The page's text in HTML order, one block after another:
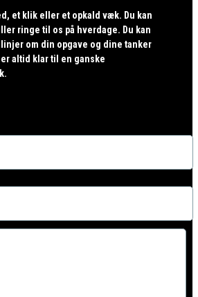
et klik eller et opkald væk. Du kan
ringe til os på hverdage. Du kan
om din opgave og dine tanker
altid klar til en ganske